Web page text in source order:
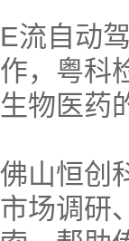
E流自动
作，粤科
生物医药
佛山恒创
市场调研